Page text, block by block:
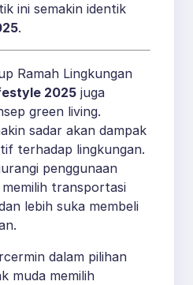
ini semakin identik
.
Ramah Lingkungan
2025 juga
green living.
sadar akan dampak
terhadap lingkungan.
penggunaan
transportasi
lebih suka membeli
dalam pilihan
muda memilih